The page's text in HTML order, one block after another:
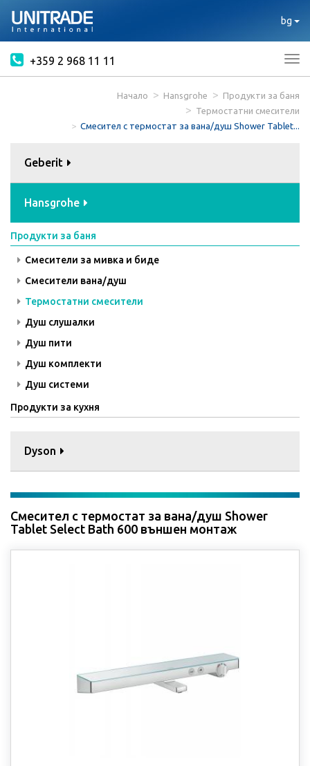
bg
+359 2 968 11 11
Начало Hansgrohe
Продукти за баня
Термостатни смесители
Смесител с термостат за вана/душ Shower Tablet...
Geberit
Hansgrohe
Продукти за баня
Смесители за мивка и биде
Смесители вана/душ
Термостатни смесители
Душ слушалки
Душ пити
Душ комплекти
Душ системи
Продукти за кухня
Dyson
Смесител с термостат за вана/душ Shower
Tablet Select Bath 600 външен монтаж